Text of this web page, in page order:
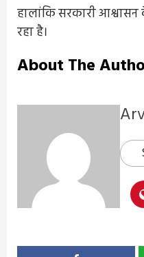
हालांकि सरकारी
रहा है।
About The